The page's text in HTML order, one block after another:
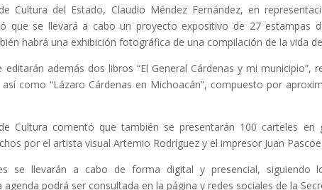
Cultura del Estado, Claudio Méndez Fernández, en
que se llevará a cabo un proyecto expositivo de 27 estampas
habrá una exhibición fotográfica de una compilación de la vida
editarán además dos libros “El General Cárdenas y mi municipio”,
como “Lázaro Cárdenas en Michoacán”, compuesto por
Cultura comentó que también se presentarán 100 carteles en
por el artista visual Artemio Rodríguez y el impresor Juan Pascoe.
se llevarán a cabo de forma digital y presencial, siguiendo
agenda podrá ser consultada en la página y redes sociales de la